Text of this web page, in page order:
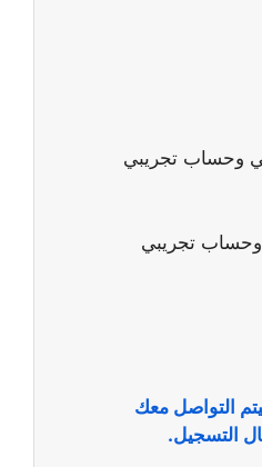
وحساب تجريبي
تجريبي
التواصل معك
التسجيل.